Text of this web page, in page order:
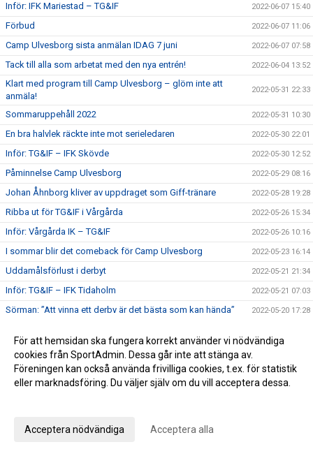
Inför: IFK Mariestad – TG&IF 2022-06-07 15:40
Förbud 2022-06-07 11:06
Camp Ulvesborg sista anmälan IDAG 7 juni 2022-06-07 07:58
Tack till alla som arbetat med den nya entrén! 2022-06-04 13:52
Klart med program till Camp Ulvesborg – glöm inte att
anmäla!
2022-05-31 22:33
Sommaruppehåll 2022 2022-05-31 10:30
En bra halvlek räckte inte mot serieledaren 2022-05-30 22:01
Inför: TG&IF – IFK Skövde 2022-05-30 12:52
Påminnelse Camp Ulvesborg 2022-05-29 08:16
Johan Åhnborg kliver av uppdraget som Giff-tränare 2022-05-28 19:28
Ribba ut för TG&IF i Vårgårda 2022-05-26 15:34
Inför: Vårgårda IK – TG&IF 2022-05-26 10:16
I sommar blir det comeback för Camp Ulvesborg 2022-05-23 16:14
Uddamålsförlust i derbyt 2022-05-21 21:34
Inför: TG&IF – IFK Tidaholm 2022-05-21 07:03
Sörman: ”Att vinna ett derby är det bästa som kan hända” 2022-05-20 17:28
TG&IF enkelt vidare i DM
Inför: Skultorps IF – TG&IF (DM) 2022-05-17 10:35
Andra raka för TG&IF – bortavann i Allingsås 2022-05-14 17:50
Äntligen Bilbingon drar igång – premiär 10 maj!
För att hemsidan ska fungera korrekt använder vi nödvändiga
cookies från SportAdmin. Dessa går inte att stänga av.
Föreningen kan också använda frivilliga cookies, t.ex. för statistik
eller marknadsföring. Du väljer själv om du vill acceptera dessa.
Acceptera nödvändiga Acceptera alla